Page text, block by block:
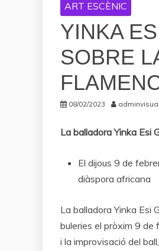
ART ESCÈNIC
YINKA
SOBRE
08/02/2023
La balladora Yinka Esi
El dijous 9 de
diàspora africana
La balladora Yinka Esi
buleries el pròxim 9 de
i la improvisació del